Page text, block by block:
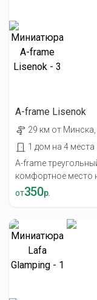
A-frame Lisenok
29 км от
1 дом на 4 места
A-frame
комфортное место
от350р.